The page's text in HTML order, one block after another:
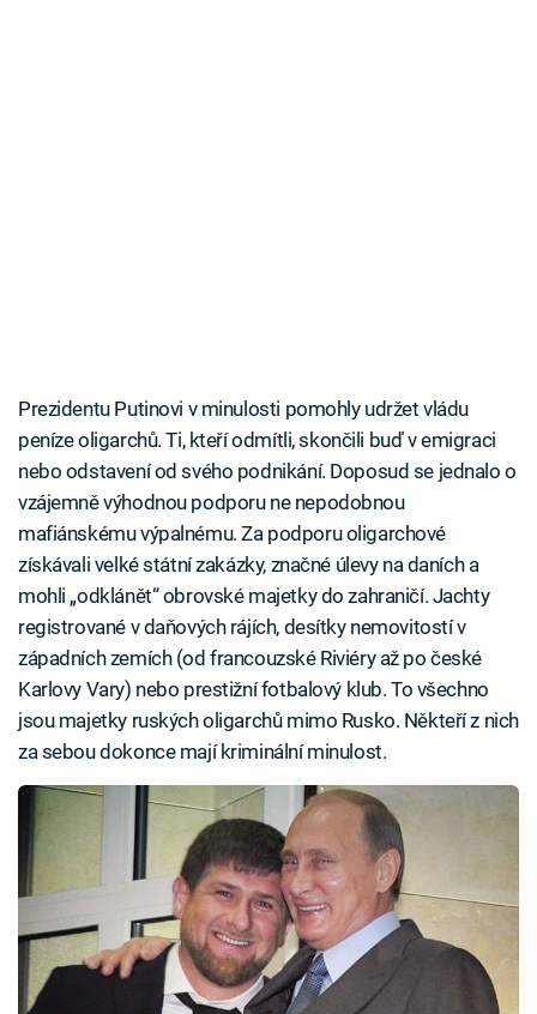
Prezidentu Putinovi v minulosti pomohly udržet vládu
peníze oligarchů. Ti, kteří odmítli, skončili buď v emigraci
nebo odstavení od svého podnikání. Doposud se jednalo o
vzájemně výhodnou podporu ne nepodobnou
mafiánskému výpalnému. Za podporu oligarchové
získávali velké státní zakázky, značné úlevy na daních a
mohli „odklánět“ obrovské majetky do zahraničí. Jachty
registrované v daňových rájích, desítky nemovitostí v
západních zemích (od francouzské Riviéry až po české
Karlovy Vary) nebo prestižní fotbalový klub. To všechno
jsou majetky ruských oligarchů mimo Rusko. Někteří z nich
za sebou dokonce mají kriminální minulost.